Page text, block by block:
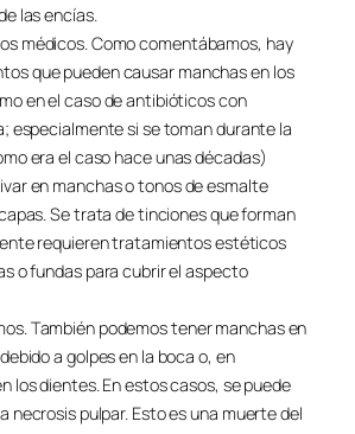
las encías.
médicos. Como comentábamos, hay
que pueden causar manchas en los
en el caso de antibióticos con
especialmente si se toman durante la
era el caso hace unas décadas)
en manchas o tonos de esmalte
Se trata de tinciones que forman
requieren tratamientos estéticos
o fundas para cubrir el aspecto
También podemos tener manchas en
a golpes en la boca o, en
los dientes. En estos casos, se puede
necrosis pulpar. Esto es una muerte del